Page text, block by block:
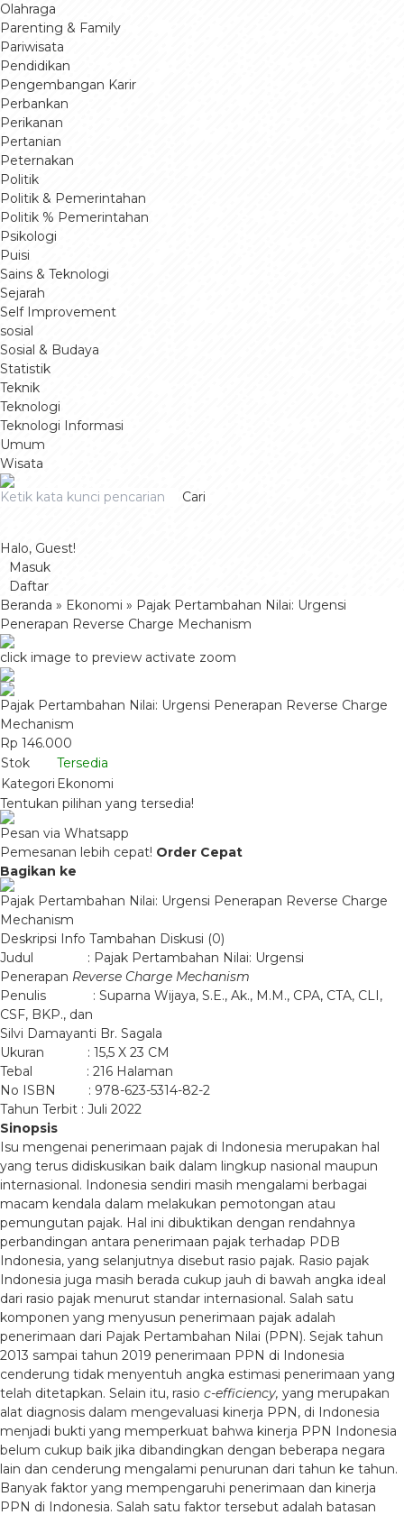
Olahraga
Parenting & Family
Pariwisata
Pendidikan
Pengembangan Karir
Perbankan
Perikanan
Pertanian
Peternakan
Politik
Politik & Pemerintahan
Politik % Pemerintahan
Psikologi
Puisi
Sains & Teknologi
Sejarah
Self Improvement
sosial
Sosial & Budaya
Statistik
Teknik
Teknologi
Teknologi Informasi
Umum
Wisata
Cari
Halo, Guest!
Masuk
Daftar
Beranda » Ekonomi » Pajak Pertambahan Nilai: Urgensi
Penerapan Reverse Charge Mechanism
click image to preview activate zoom
Pajak Pertambahan Nilai: Urgensi Penerapan Reverse Charge
Mechanism
Rp 146.000
Stok
Tersedia
Kategori Ekonomi
Tentukan pilihan yang tersedia!
Pesan via Whatsapp
Pemesanan lebih cepat! Order Cepat
Bagikan ke
Pajak Pertambahan Nilai: Urgensi Penerapan Reverse Charge
Mechanism
Deskripsi Info Tambahan Diskusi (0)
Judul : Pajak Pertambahan Nilai: Urgensi
Penerapan Reverse Charge Mechanism
Penulis : Suparna Wijaya, S.E., Ak., M.M., CPA, CTA, CLI,
CSF, BKP., dan
Silvi Damayanti Br. Sagala
Ukuran : 15,5 X 23 CM
Tebal : 216 Halaman
No ISBN : 978-623-5314-82-2
Tahun Terbit : Juli 2022
Sinopsis
Isu mengenai penerimaan pajak di Indonesia merupakan hal
yang terus didiskusikan baik dalam lingkup nasional maupun
internasional. Indonesia sendiri masih mengalami berbagai
macam kendala dalam melakukan pemotongan atau
pemungutan pajak. Hal ini dibuktikan dengan rendahnya
perbandingan antara penerimaan pajak terhadap PDB
Indonesia, yang selanjutnya disebut rasio pajak. Rasio pajak
Indonesia juga masih berada cukup jauh di bawah angka ideal
dari rasio pajak menurut standar internasional. Salah satu
komponen yang menyusun penerimaan pajak adalah
penerimaan dari Pajak Pertambahan Nilai (PPN). Sejak tahun
2013 sampai tahun 2019 penerimaan PPN di Indonesia
cenderung tidak menyentuh angka estimasi penerimaan yang
telah ditetapkan. Selain itu, rasio c-efficiency, yang merupakan
alat diagnosis dalam mengevaluasi kinerja PPN, di Indonesia
menjadi bukti yang memperkuat bahwa kinerja PPN Indonesia
belum cukup baik jika dibandingkan dengan beberapa negara
lain dan cenderung mengalami penurunan dari tahun ke tahun.
Banyak faktor yang mempengaruhi penerimaan dan kinerja
PPN di Indonesia. Salah satu faktor tersebut adalah batasan